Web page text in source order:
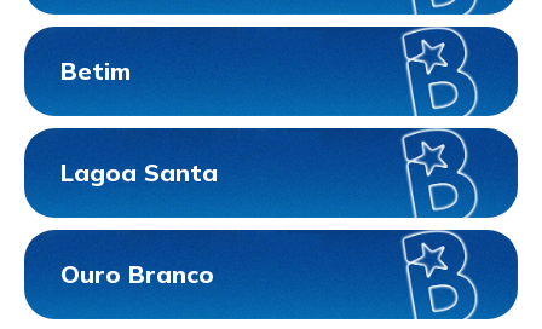
Betim
Lagoa Santa
Ouro Branco